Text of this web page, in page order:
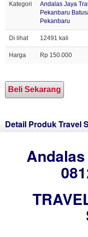
Kategori Andalas Jaya
Pekanbaru
Pekanbaru
Di lihat 12491 kali
Harga Rp 150.000
Beli Sekarang
Detail Produk Travel